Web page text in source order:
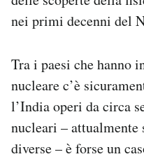
nei primi decenni del
Tra i paesi che hanno
nucleare c’è
l’India operi da circa
nucleari –
diverse – è forse un